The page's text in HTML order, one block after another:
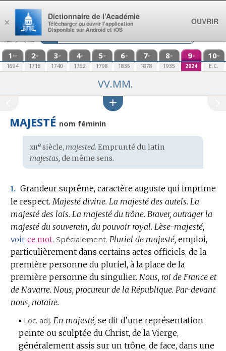
Aller au contenu
1 re
1694
2e
1718
3e
1740
4e
1762
5e
1798
6e
1835
7e
1878
8e
1935
9e
2024
10e
E.C.
VV.MM.
MAJESTÉ nom féminin
Étymologie
:
xiiesiècle, majested. Emprunté du latin
majestas, de même sens.
1. Grandeur suprême, caractère auguste qui imprime
le respect. Majesté divine. La majesté des autels. La
majesté des lois. La majesté du trône. Braver, outrager la
majesté du souverain, du pouvoir royal. Lèse-majesté,
voir ce mot. Spécialement. Pluriel de majesté, emploi,
particulièrement dans certains actes officiels, de la
première personne du pluriel, à la place de la
première personne du singulier. Nous, roi de France et
de Navarre. Nous, procureur de la République. Par-devant
nous, notaire.
▪ Loc. adj. En majesté, se dit d’une représentation
peinte ou sculptée du Christ, de la Vierge,
généralement assis sur un trône, de face, dans une
×
Dictionnaire de l’Académie
Télécharger ou ouvrir l’application
Disponible sur Android et iOS
OUVRIR